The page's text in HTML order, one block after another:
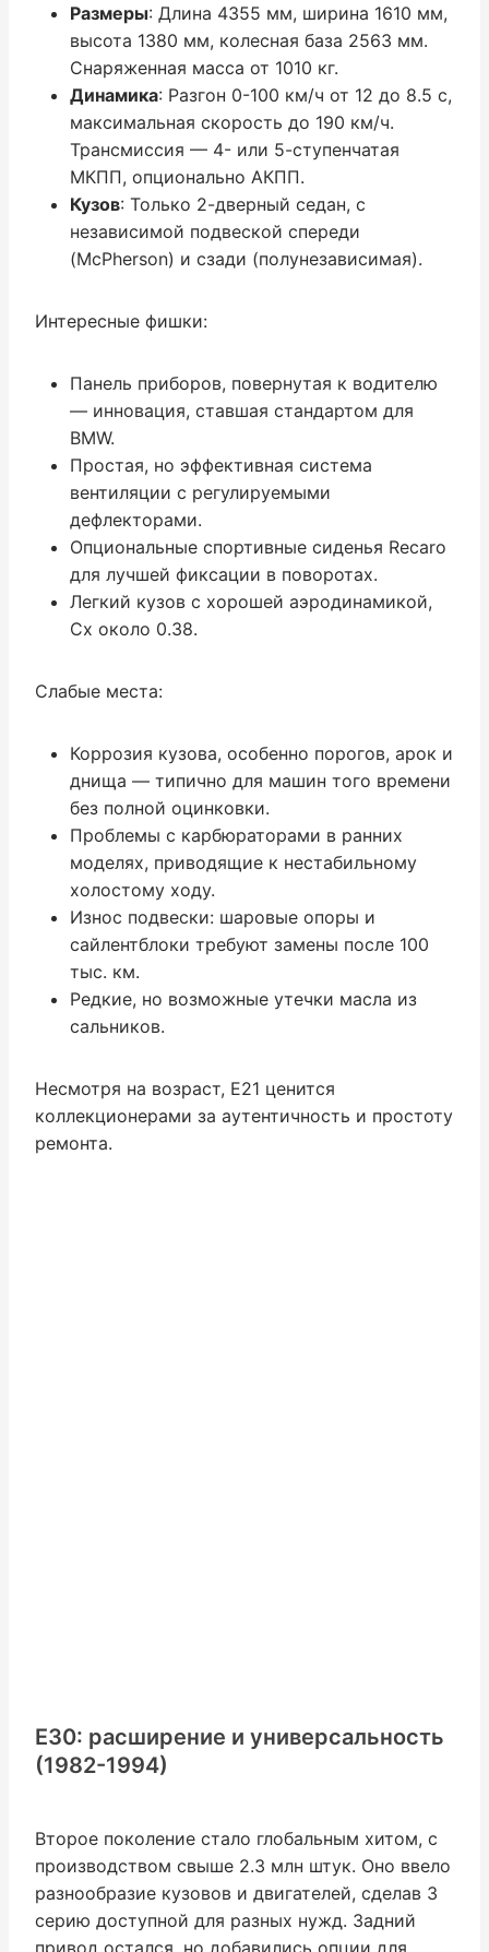
Размеры: Длина 4355 мм, ширина 1610 мм,
высота 1380 мм, колесная база 2563 мм.
Снаряженная масса от 1010 кг.
Динамика: Разгон 0-100 км/ч от 12 до 8.5 с,
максимальная скорость до 190 км/ч.
Трансмиссия — 4- или 5-ступенчатая
МКПП, опционально АКПП.
Кузов: Только 2-дверный седан, с
независимой подвеской спереди
(McPherson) и сзади (полунезависимая).
Интересные фишки:
Панель приборов, повернутая к водителю
— инновация, ставшая стандартом для
BMW.
Простая, но эффективная система
вентиляции с регулируемыми
дефлекторами.
Опциональные спортивные сиденья Recaro
для лучшей фиксации в поворотах.
Легкий кузов с хорошей аэродинамикой,
Cx около 0.38.
Слабые места:
Коррозия кузова, особенно порогов, арок и
днища — типично для машин того времени
без полной оцинковки.
Проблемы с карбюраторами в ранних
моделях, приводящие к нестабильному
холостому ходу.
Износ подвески: шаровые опоры и
сайлентблоки требуют замены после 100
тыс. км.
Редкие, но возможные утечки масла из
сальников.
Несмотря на возраст, E21 ценится
коллекционерами за аутентичность и простоту
ремонта.
E30: расширение и универсальность
(1982-1994)
Второе поколение стало глобальным хитом, с
производством свыше 2.3 млн штук. Оно ввело
разнообразие кузовов и двигателей, сделав 3
серию доступной для разных нужд. Задний
привод остался, но добавились опции для